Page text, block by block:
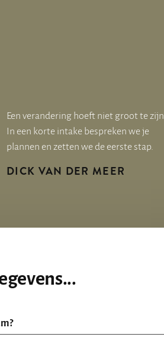
Een verandering hoeft niet groot te zijn.
In een korte intake bespreken we je
plannen en zetten we de eerste stap.
DICK VAN DER MEER